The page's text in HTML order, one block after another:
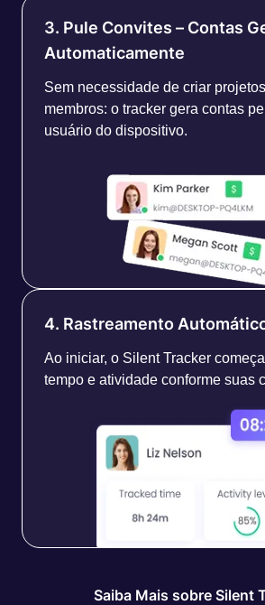
3. Pule Convites – Contas
Automaticamente
Sem necessidade de criar
membros: o tracker gera contas
usuário do dispositivo.
4. Rastreamento
Ao iniciar, o Silent Tracker
tempo e atividade conforme suas
Saiba Mais sobre Silent